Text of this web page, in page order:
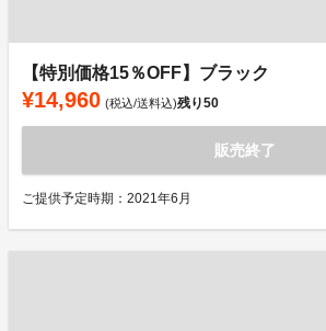
【特別価格15％OFF】ブラック
¥14,960 (税込/送料込)残り50
販売終了
ご提供予定時期：2021年6月